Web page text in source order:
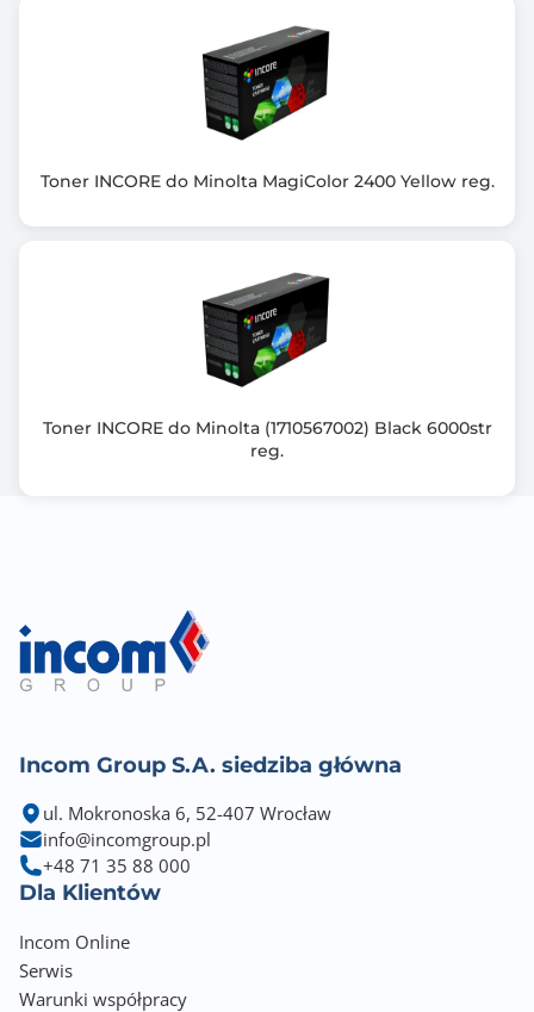
Toner INCORE do Minolta MagiColor 2400 Yellow reg.
Toner INCORE do Minolta (1710567002) Black 6000str
reg.
Incom Group S.A. siedziba główna
ul. Mokronoska 6, 52-407 Wrocław
info@incomgroup.pl
+48 71 35 88 000
Dla Klientów
Incom Online
Serwis
Warunki współpracy